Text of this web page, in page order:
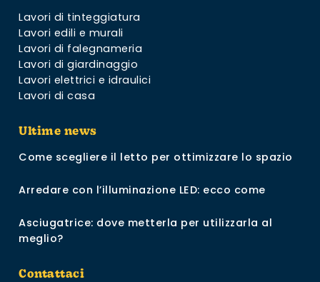
Lavori di tinteggiatura
Lavori edili e murali
Lavori di falegnameria
Lavori di giardinaggio
Lavori elettrici e idraulici
Lavori di casa
Ultime news
Come scegliere il letto per ottimizzare lo spazio
Arredare con l’illuminazione LED: ecco come
Asciugatrice: dove metterla per utilizzarla al
meglio?
Contattaci